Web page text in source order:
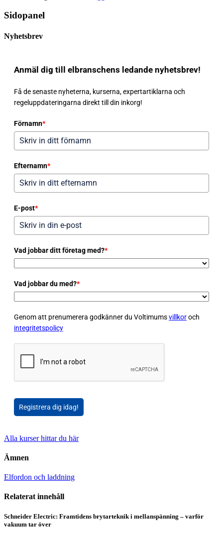
Sidopanel
Nyhetsbrev
Anmäl dig till elbranschens ledande nyhetsbrev!
Få de senaste nyheterna, kurserna, expertartiklarna och
regeluppdateringarna direkt till din inkorg!
Förnamn*
Efternamn*
E-post*
Vad jobbar ditt företag med?*
Vad jobbar du med?*
Genom att prenumerera godkänner du Voltimumsvillkoroch
integritetspolicy
Registrera dig idag!
Alla kurser hittar du här
Ämnen
Elfordon och laddning
Relaterat innehåll
Schneider Electric: Framtidens brytarteknik i mellanspänning – varför
vakuum tar över